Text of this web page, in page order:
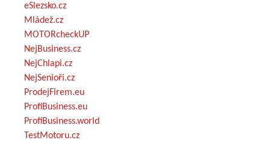
eSlezsko.cz
Mládež.cz
MOTORcheckUP
NejBusiness.cz
NejChlapi.cz
NejSenioři.cz
ProdejFirem.eu
ProfiBusiness.eu
ProfiBusiness.world
TestMotoru.cz